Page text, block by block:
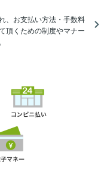
、お支払い方法・手数料
頂くための制度やマナー